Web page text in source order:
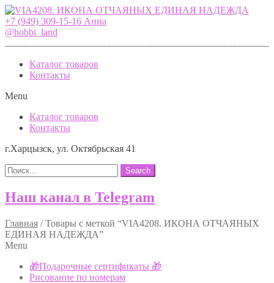
+7 (949) 309-15-16 Анна
@hobbi_land
Каталог товаров
Контакты
Menu
Каталог товаров
Контакты
г.Харцызск, ул. Октябрьская 41
Search
Наш канал в Telegram
Главная /Товары с меткой “VIA4208. ИКОНА ОТЧАЯНЫХ
ЕДИНАЯ НАДЕЖДА”
Menu
🎁Подарочные сертификаты 🎁
Рисование по номерам